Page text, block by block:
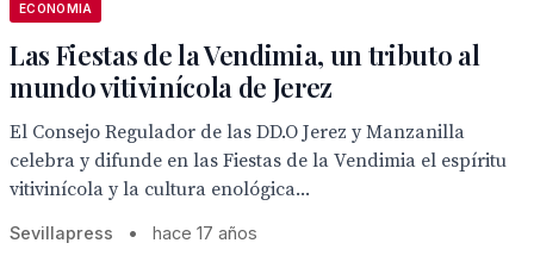
ECONOMIA
Las Fiestas de la Vendimia, un tributo al
mundo vitivinícola de Jerez
El Consejo Regulador de las DD.O Jerez y Manzanilla
celebra y difunde en las Fiestas de la Vendimia el espíritu
vitivinícola y la cultura enológica...
Sevillapress • hace 17 años